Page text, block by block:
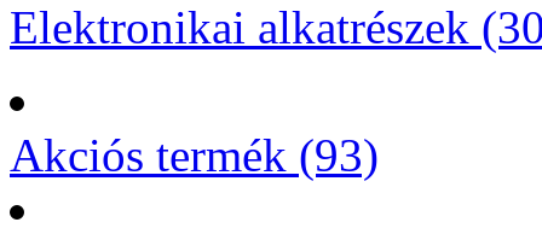
Elektronikai alkatrészek
Akciós termék (93)